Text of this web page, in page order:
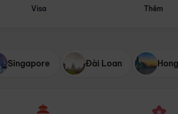
Visa Thêm
Singapore Đài Loan